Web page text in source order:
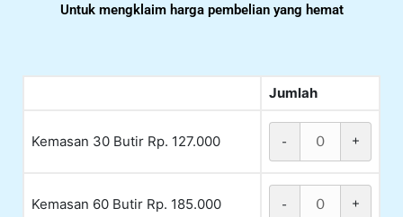
Untuk mengklaim harga pembelian yang hemat
Jumlah
Kemasan 30 Butir Rp. 127.000 - +
Kemasan 60 Butir Rp. 185.000 - +